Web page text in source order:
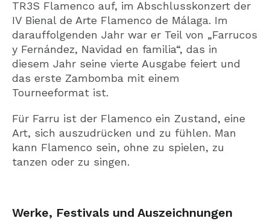
TR3S Flamenco auf, im Abschlusskonzert der
IV Bienal de Arte Flamenco de Málaga. Im
darauffolgenden Jahr war er Teil von „Farrucos
y Fernández, Navidad en familia“, das in
diesem Jahr seine vierte Ausgabe feiert und
das erste Zambomba mit einem
Tourneeformat ist.
Für Farru ist der Flamenco ein Zustand, eine
Art, sich auszudrücken und zu fühlen. Man
kann Flamenco sein, ohne zu spielen, zu
tanzen oder zu singen.
Werke, Festivals und Auszeichnungen